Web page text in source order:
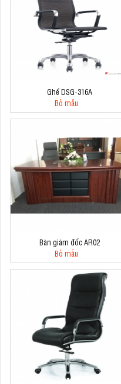
Ghế DSG-316A
Bỏ mẫu
Bàn giám đốc AR02
Bỏ mẫu